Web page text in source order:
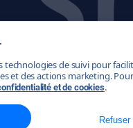
technologies de suivi pour
et des actions marketing.
et de cookies.
Refuser